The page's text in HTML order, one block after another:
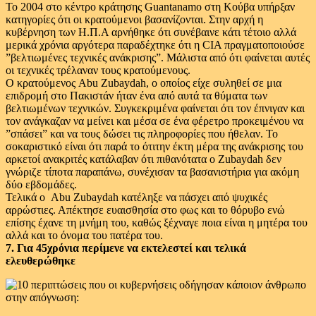
Το 2004 στο κέντρο κράτησης Guantanamo στη Κούβα υπήρξαν
κατηγορίες ότι οι κρατούμενοι βασανίζονται. Στην αρχή η
κυβέρνηση των Η.Π.Α αρνήθηκε ότι συνέβαινε κάτι τέτοιο αλλά
μερικά χρόνια αργότερα παραδέχτηκε ότι η CIA πραγματοποιούσε
”βελτιωμένες τεχνικές ανάκρισης”. Μάλιστα από ότι φαίνεται αυτές
οι τεχνικές τρέλαναν τους κρατούμενους.
Ο κρατούμενος Abu Zubaydah, ο οποίος είχε συληθεί σε μια
επιδρομή στο Πακιστάν ήταν ένα από αυτά τα θύματα των
βελτιωμένων τεχνικών. Συγκεκριμένα φαίνεται ότι τον έπνιγαν και
τον ανάγκαζαν να μείνει και μέσα σε ένα φέρετρο προκειμένου να
”σπάσει” και να τους δώσει τις πληροφορίες που ήθελαν. Το
σοκαριστικό είναι ότι παρά το ότιτην έκτη μέρα της ανάκρισης του
αρκετοί ανακριτές κατάλαβαν ότι πιθανότατα ο Zubaydah δεν
γνώριζε τίποτα παραπάνω, συνέχισαν τα βασανιστήρια για ακόμη
δύο εβδομάδες.
Τελικά ο Abu Zubaydah κατέληξε να πάσχει από ψυχικές
αρρώστιες. Απέκτησε ευαισθησία στο φως και το θόρυβο ενώ
επίσης έχανε τη μνήμη του, καθώς ξέχναγε ποια είναι η μητέρα του
αλλά και το όνομα του πατέρα του.
7. Για 45χρόνια περίμενε να εκτελεστεί και τελικά
ελευθερώθηκε